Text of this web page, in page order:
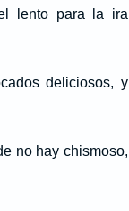
lento para la ira
deliciosos, y
no hay chismoso,